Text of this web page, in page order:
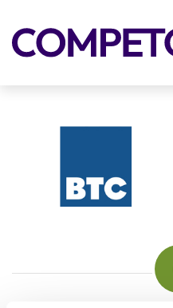
You are here: Home Vhodna stran /